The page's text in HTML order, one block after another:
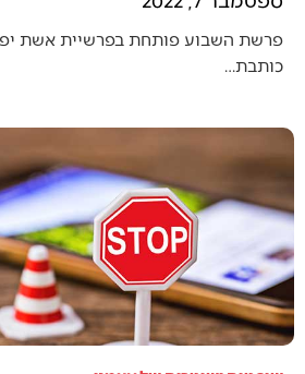
פרשת השבוע פותחת בפרשיית אשת
כותבת…